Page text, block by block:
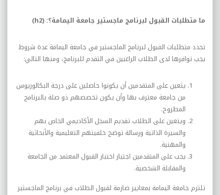
ما متطلبات القبول لبرنامج ماجستير جامعة اليمامة؟: (h2
)
تحدد متطلبات القبول لبرنامج الماجستير في جامعة اليمامة عدة شروط
يجب توافرها لدى الطلاب الراغبين في التقدم للبرنامج، ومنها التالي:
يتعين على المتقدمين أن يكونوا حاصلين على درجة البكالوريوس
من جامعة معترف بها وأن يكون تخصصهم ذو صلة بالبرنامج
المطروح.
ويتعين على الطلاب تقديم السجل الأكاديمي الخاص بهم
والسيرة الذاتية ورسالة توضح خلفيتهم التعليمية والأبحاثية
والمهنية.
يجب على المتقدمين اجتياز اختبار القبول المعتمد من الجامعة
والمقابلة الشخصية.
تلتزم جامعة اليمامة بمعايير صارمة لقبول الطلاب في برنامج الماجستير